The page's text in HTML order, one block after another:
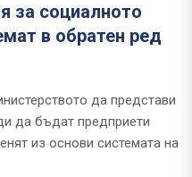
за социалното
в обратен ред
да представи
да бъдат предприети
из основи системата на